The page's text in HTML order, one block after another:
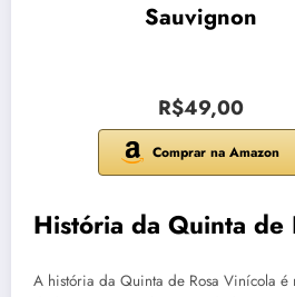
Sauvignon
R$49,00
Comprar na Amazon
História da Quinta de
A história da Quinta de Rosa Vinícola